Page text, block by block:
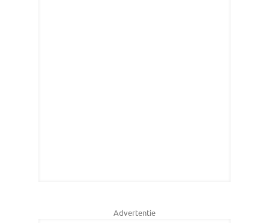
Advertentie